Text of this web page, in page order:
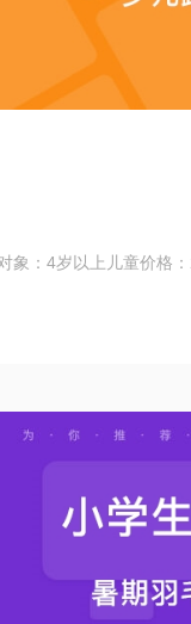
象：4岁以上儿童价格